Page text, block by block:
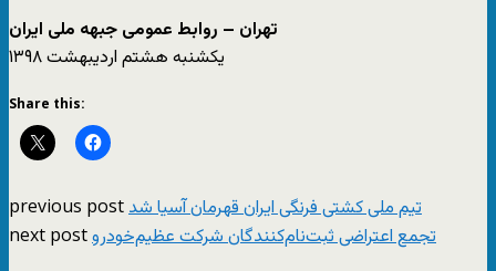
تهران – روابط عمومی جبهه ملی ایران
یکشنبه هشتم اردیبهشت ۱۳۹۸
Share this:
previous postتیم ملی کشتی فرنگی ایران قهرمان آسیا شد
next postتجمع اعتراضی ثبت‌نام‌کنندگان شرکت عظیم‌خودرو